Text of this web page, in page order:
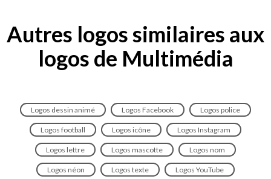
Autres logos similaires aux
logos de Multimédia
Logos dessin animé Logos Facebook Logos police
Logos football Logos icône Logos Instagram
Logos lettre Logos mascotte Logos nom
Logos néon Logos texte Logos YouTube